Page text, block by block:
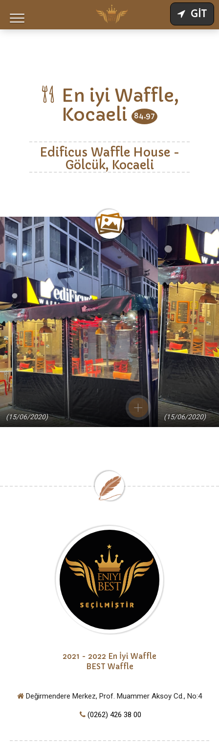
En iyi Waffle,
Kocaeli
84.97
Edificus Waffle House -
Gölcük, Kocaeli
(15/06/2020) (15/06/2020)
2021 - 2022 En İyi Waffle
BEST Waffle
Değirmendere Merkez, Prof. Muammer Aksoy Cd., No:4
(0262) 426 38 00
GİT